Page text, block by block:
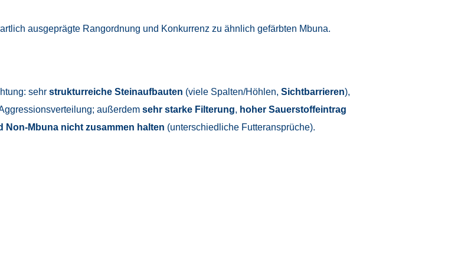
ausgeprägte Rangordnung und Konkurrenz zu ähnlich gefärbten Mbuna.
sehr strukturreiche Steinaufbauten (viele Spalten/Höhlen, Sichtbarrieren),
außerdem sehr starke Filterung, hoher Sauerstoffeintrag
Non-Mbuna nicht zusammen halten (unterschiedliche Futteransprüche).